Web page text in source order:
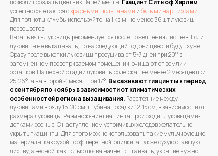
позволит создать цветник Вашей мечты. Гиацинт Сити оф Харлем
успешно сочетается скрасными тюльпанами ибелыми нарциссами.
Для полноты клумбы используйте на 1 кв.м. не менее 36 шт луковиц
первоцветов.
Выкапывать луковицы рекомендуется после пожелтения листьев. Если
луковицы не выкапывать, то на следующий год они цвести будут хуже.
Сразу после выкопки луковицы просушивают 5-7 дней при 20° в
затемненном проветриваемом помещении, очищают от земли и
остатков. На первой стадии луковицы содержат не менее 2 месяцев при
25-26°, а на второй -1 месяц при 17°. Высаживают гиацинты в период
с сентября по ноябрь в зависимости от климатических
особенностей региона выращивания. Расстояние между
луковицами в ряду 15-20 см, глубина посадки 12-15 см, в зависимости от
размера луковицы. Размножение гиацинта происходит луковицами-
детками осенью. С наступлением устойчивых холодов желательно
укрыть гиацинты. Для этого можно использовать такие мульчирующие
материалы, как сухой торф, перегной, опилки, а также сухую опавшую
листву, а весной, как только почва начнет оттаивать, укрытие нужно